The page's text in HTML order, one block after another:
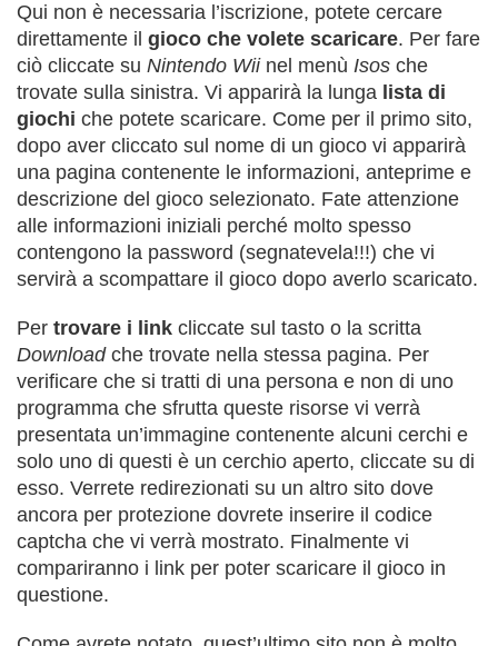
Qui non è necessaria l’iscrizione, potete cercare
direttamente il gioco che volete scaricare. Per fare
ciò cliccate su Nintendo Wiinel menù Isos che
trovate sulla sinistra. Vi apparirà la lunga lista di
giochi che potete scaricare. Come per il primo sito,
dopo aver cliccato sul nome di un gioco vi apparirà
una pagina contenente le informazioni, anteprime e
descrizione del gioco selezionato. Fate attenzione
alle informazioni iniziali perché molto spesso
contengono la password (segnatevela!!!) che vi
servirà a scompattare il gioco dopo averlo scaricato.
Per trovare i link cliccate sul tasto o la scritta
Downloadche trovate nella stessa pagina. Per
verificare che si tratti di una persona e non di uno
programma che sfrutta queste risorse vi verrà
presentata un’immagine contenente alcuni cerchi e
solo uno di questi è un cerchio aperto, cliccate su di
esso. Verrete redirezionati su un altro sito dove
ancora per protezione dovrete inserire il codice
captcha che vi verrà mostrato. Finalmente vi
compariranno i link per poter scaricare il gioco in
questione.